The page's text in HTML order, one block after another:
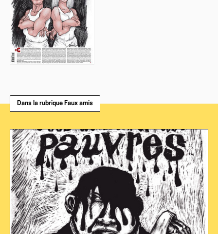
Dans la rubrique Faux amis